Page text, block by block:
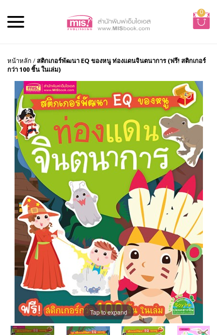
0
หน้าหลัก /สติกเกอร์พัฒนา EQ ของหนู ท่องแดนจินตนาการ (ฟรี! สติกเกอร์
กว่า 100 ชิ้น ในเล่ม)
Tap to expand